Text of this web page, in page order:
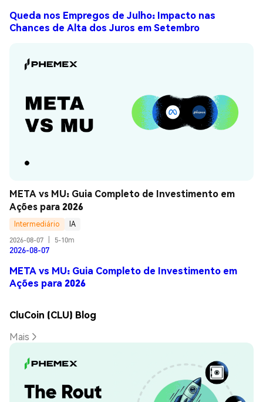
Queda nos Empregos de Julho: Impacto nas
Chances de Alta dos Juros em Setembro
META vs MU: Guia Completo de Investimento em
Ações para 2026
Intermediário
IA
2026-08-07
5-10m
2026-08-07
META vs MU: Guia Completo de Investimento em
Ações para 2026
CluCoin (CLU) Blog
Mais